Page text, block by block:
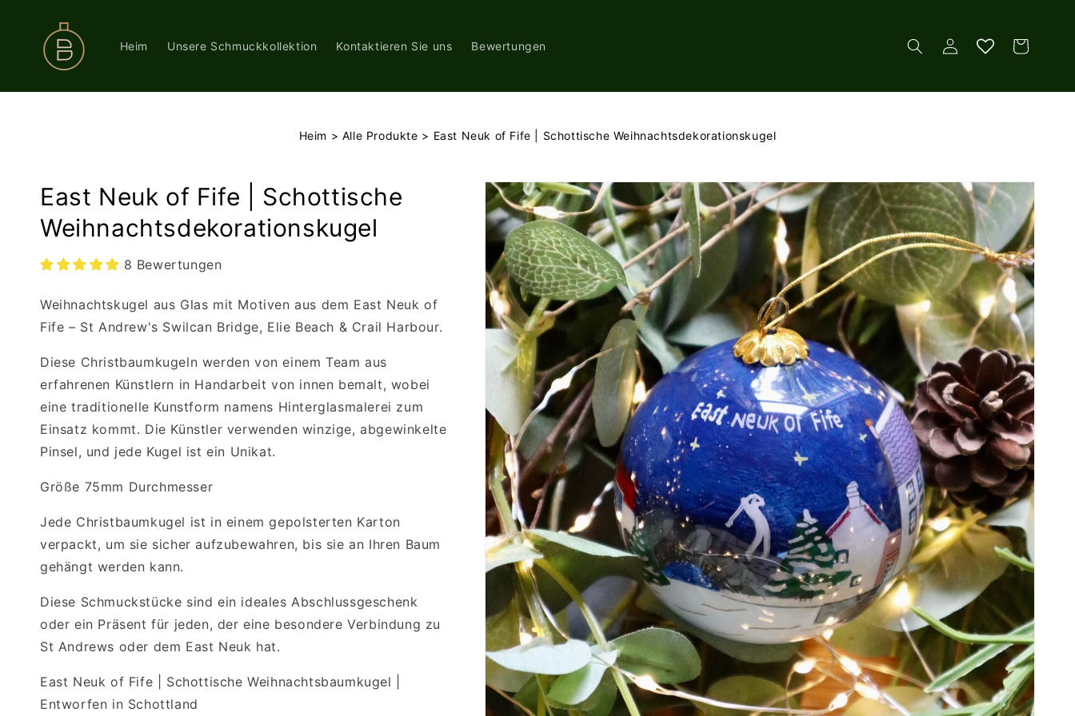
Inhalt
Heim Unsere Schmuckkollektion Kontaktieren Sie uns Bewertungen Einloggen Warenkorb
Heim > Alle Produkte > East Neuk of Fife | Schottische Weihnachtsdekorationskugel
Produktinformationen
springen
East Neuk of Fife | Schottische
Weihnachtsdekorationskugel
8 Bewertungen
Weihnachtskugel aus Glas mit Motiven aus dem East Neuk of
Fife – St Andrew's Swilcan Bridge, Elie Beach & Crail Harbour.
Diese Christbaumkugeln werden von einem Team aus
erfahrenen Künstlern in Handarbeit von innen bemalt, wobei
eine traditionelle Kunstform namens Hinterglasmalerei zum
Einsatz kommt. Die Künstler verwenden winzige, abgewinkelte
Pinsel, und jede Kugel ist ein Unikat.
Größe 75mm Durchmesser
Jede Christbaumkugel ist in einem gepolsterten Karton
verpackt, um sie sicher aufzubewahren, bis sie an Ihren Baum
gehängt werden kann.
Diese Schmuckstücke sind ein ideales Abschlussgeschenk
oder ein Präsent für jeden, der eine besondere Verbindung zu
St Andrews oder dem East Neuk hat.
East Neuk of Fife | Schottische Weihnachtsbaumkugel |
Entworfen in Schottland